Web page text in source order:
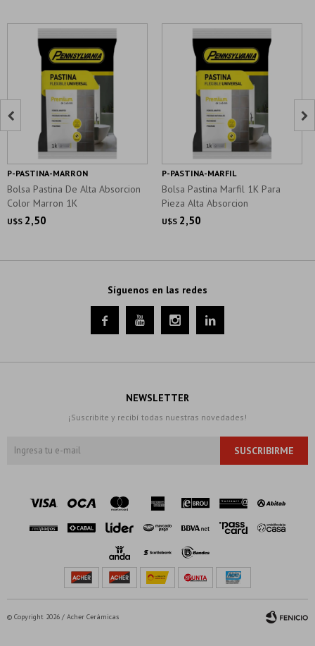
Bolsa Pastina De Alta Absorcion
Color Marron 1K
U$S 2,50
P-PASTINA-MARRON
Bolsa Pastina Marfil 1K Para
Pieza Alta Absorcion
U$S 2,50
P-PASTINA-MARFIL
 
Síguenos en las redes
   
NEWSLETTER
¡Suscribite y recibí todas nuestras novedades!
SUSCRIBIRME
© Copyright 2026 / Acher Cerámicas